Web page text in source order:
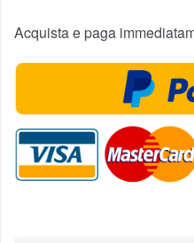
Acquista e paga